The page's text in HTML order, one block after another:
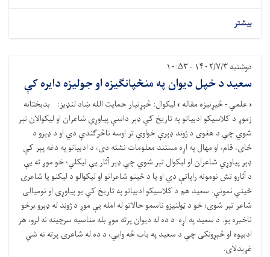
بیشتر
دوشنبه ۱۴۰۲/۷/۳ - ۱۰:۵۳
سعيد د خپل دیوان په منځپانګیزه او جولیزه دایره کې
« علمي - څیړنیزه مقاله » لیکوال: څېړنیار حمایت الله ښاد لنډيز: بدبختانه
زموږ د کلاسیکو ادبیاتو په تاریخ کې ډېر داسې پیاوړي شاعران او لیکوالان تېر
شوي چې د هغوی د ژوند ډېرې خواوې تر اوسه ناڅرګندې دي او د ډېرو د
ځای، قام، او مهال په اړه مستند معلومات نشته دی، د ادبیاتو په دغه پېر کې
ډېر پیاوړي شاعران او لیکوال تېر شوي چې ډېر آثار يې لیکلي؛ خو موږ ته يې
د آثارو تش نومونه راپاتې دي او یا د ځینو شاعرانو او لیکوالو د لیکنو یا شاعرۍ
ځينې نمونې. سعید هم د کلاسیکو ادبیاتو په تاریخ کې یو پیاوړی او نومیالی
شاعر تېر شوی؛ خو د ټولنیزو ناسمو حالاتو له امله یې موږ د ژوند له ډېرو برخو
ناخبره یو. د سعید په اړه د ده له دیوان پرته موږ بله مناسبه سرچینه نه لرو، هر
ادبپوه او څېړونکی چې د سعید په باب څه وايي، د ده له شاعرۍ پرته نه شي
غږېدلای.